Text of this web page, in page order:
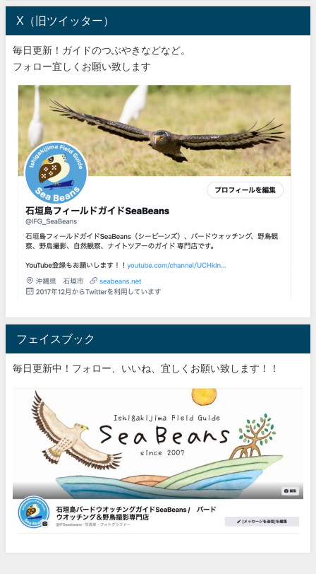
X（旧ツイッター）
毎日更新！ガイドのつぶやきなどなど。
フォロー宜しくお願い致します
フェイスブック
毎日更新中！フォロー、いいね、宜しくお願い致します！！